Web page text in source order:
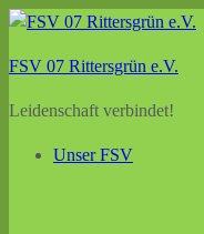
Zum
springen
FSV 07 Rittersgrün e.V.
Leidenschaft verbindet!
Unser FSV